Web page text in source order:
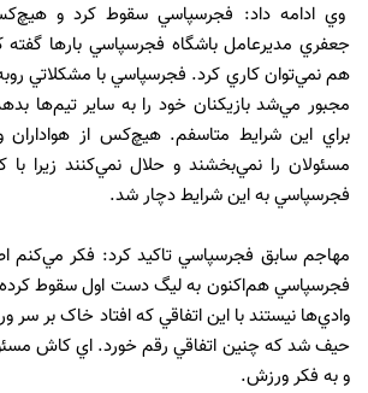
وي ادامه داد: فجرسپاسي سقوط کرد و
جعفري مديرعامل باشگاه فجرسپاسي بارها گفته
هم نمي‌توان کاري کرد. فجرسپاسي با مشکلاتي
مجبور مي‌شد بازيکنان خود را به ساير تيم‌ها
براي اين شرايط متاسفم. هيچ‌کس از
مسئولان را نمي‌بخشند و حلال نمي‌کنند زيرا
فجرسپاسي به اين شرايط دچار شد.
مهاجم سابق فجرسپاسي تاکيد کرد: فکر مي‌کنم
فجرسپاسي هم‌اکنون به ليگ دست اول سقوط کرده
وادي‌ها نيستند با اين اتفاقي که افتاد خاک بر
حيف شد که چنين اتفاقي رقم خورد. اي کاش
و به فکر ورزش.